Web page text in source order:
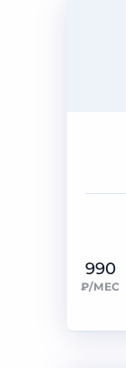
990
₽/МЕС